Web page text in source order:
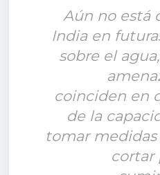
Aún no está
India en
sobre el
coinciden en
de la
tomar
cortar